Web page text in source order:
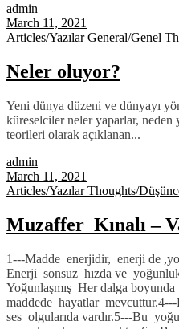
admin
March 11, 2021
Articles/YazılarGeneral/Genel
Neler oluyor?
Yeni dünya düzeni ve dünyayı
küreselciler neler yaparlar, neden
teorileri olarak açıklanan...
admin
March 11, 2021
Articles/YazılarThoughts/
Muzaffer Kınalı –
1---Madde enerjidir, enerji de
Enerji sonsuz hızda ve
Yoğunlaşmış Her dalga
maddede hayatlar
ses olgularıda vardır.5---Bu